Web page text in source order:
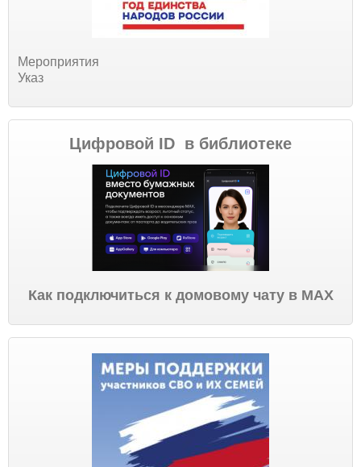
Мероприятия
Указ
Цифровой ID в библиотеке
Как подключиться к домовому чату в МАХ